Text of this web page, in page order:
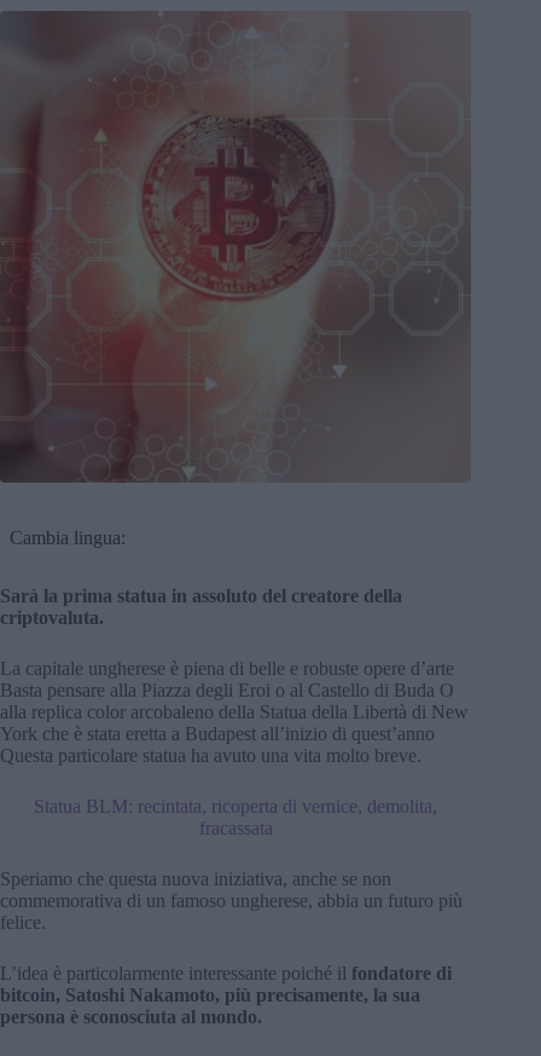
Cambia lingua:
Sarà la prima statua in assoluto del creatore della
criptovaluta.
La capitale ungherese è piena di belle e robuste opere d’arte
Basta pensare alla Piazza degli Eroi o al Castello di Buda O
alla replica color arcobaleno della Statua della Libertà di New
York che è stata eretta a Budapest all’inizio di quest’anno
Questa particolare statua ha avuto una vita molto breve.
Statua BLM: recintata, ricoperta di vernice, demolita,
fracassata
Speriamo che questa nuova iniziativa, anche se non
commemorativa di un famoso ungherese, abbia un futuro più
felice.
L’idea è particolarmente interessante poiché il fondatore di
bitcoin, Satoshi Nakamoto, più precisamente, la sua
persona è sconosciuta al mondo.